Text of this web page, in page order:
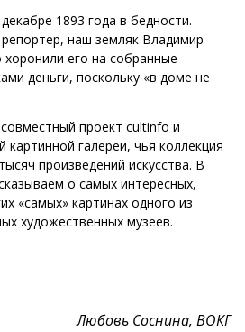
1893 года в бедности.
наш земляк Владимир
хоронили его на собранные
деньги, поскольку «в доме не
проект cultinfo и
картинной галереи, чья коллекция
произведений искусства. В
о самых интересных,
«самых» картинах одного из
художественных музеев.
Любовь Соснина, ВОКГ